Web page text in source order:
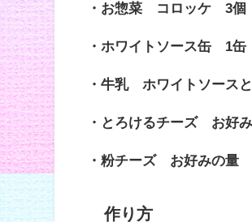
・お惣菜 コロッケ 3個
・ホワイトソース缶 1缶
・牛乳 ホワイトソース
・とろけるチーズ お好
・粉チーズ お好みの量
作り方